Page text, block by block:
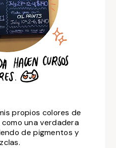
propios colores de
una verdadera
de pigmentos y